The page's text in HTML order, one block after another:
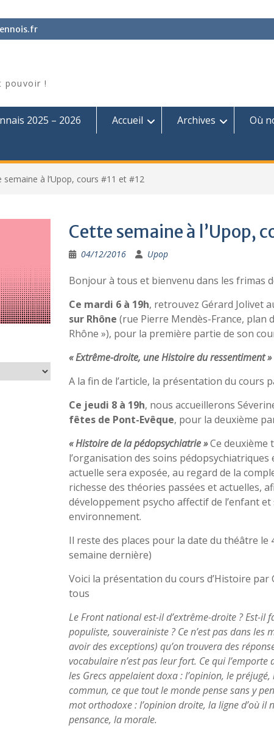
pouvoir !
2025 – 2026 Accueil Archives Où
semaine à l’Upop, cours #11 et #12
Cette semaine à l’Upop,
04/12/2016 Upop
Bonjour à tous et bienvenu dans les frimas
Ce mardi 6 à 19h, retrouvez Gérard Jolivet
sur Rhône (rue Pierre Mendès-France, plan
Rhône »), pour la première partie de son
« Extrême-droite, une Histoire du ressentiment
A la fin de l’article, la présentation du cours
Ce jeudi 8 à 19h, nous accueillerons
fêtes de Pont-Evêque, pour la deuxième
« Histoire de la pédopsychiatrie »Ce deuxième
l’organisation des soins pédopsychiatriques
actuelle sera exposée, au regard de la
richesse des théories passées et actuelles,
développement psycho affectif de l’enfant
environnement.
Il reste des places pour la date du théâtre le
semaine dernière)
Voici la présentation du cours d’Histoire par
tous
Le Front national est-il d’extrême-droite ? Est-il
populiste, souverainiste ? Ce n’est pas dans les
avoir des exceptions) qu’on trouvera des
vocabulaire n’est pas leur fort. Ce qui l’emporte
les Grecs appelaient doxa : l’opinion, le
commun, ce que tout le monde pense sans y
mot orthodoxe : l’opinion droite, la ligne d’où il
pensance, la morale.